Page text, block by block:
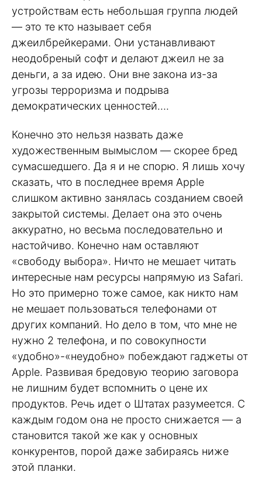
устройствам есть небольшая группа людей
— это те кто называет себя
джеилбрейкерами. Они устанавливают
неодобреный софт и делают джеил не за
деньги, а за идею. Они вне закона из-за
угрозы терроризма и подрыва
демократических ценностей….
Конечно это нельзя назвать даже
художественным вымыслом — скорее бред
сумасшедшего. Да я и не спорю. Я лишь хочу
сказать, что в последнее время Apple
слишком активно занялась созданием своей
закрытой системы. Делает она это очень
аккуратно, но весьма последовательно и
настойчиво. Конечно нам оставляют
«свободу выбора». Ничто не мешает читать
интересные нам ресурсы напрямую из Safari.
Но это примерно тоже самое, как никто нам
не мешает пользоваться телефонами от
других компаний. Но дело в том, что мне не
нужно 2 телефона, и по совокупности
«удобно»-«неудобно» побеждают гаджеты от
Apple. Развивая бредовую теорию заговора
не лишним будет вспомнить о цене их
продуктов. Речь идет о Штатах разумеется. С
каждым годом она не просто снижается — а
становится такой же как у основных
конкурентов, порой даже забираясь ниже
этой планки.